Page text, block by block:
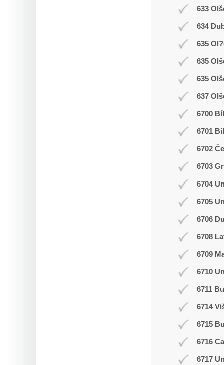
633
634
635
635
635
637
6700
6701
6702
6703
6704
6705
6706
6708
6709
6710
6711
6714
6715
6716
6717